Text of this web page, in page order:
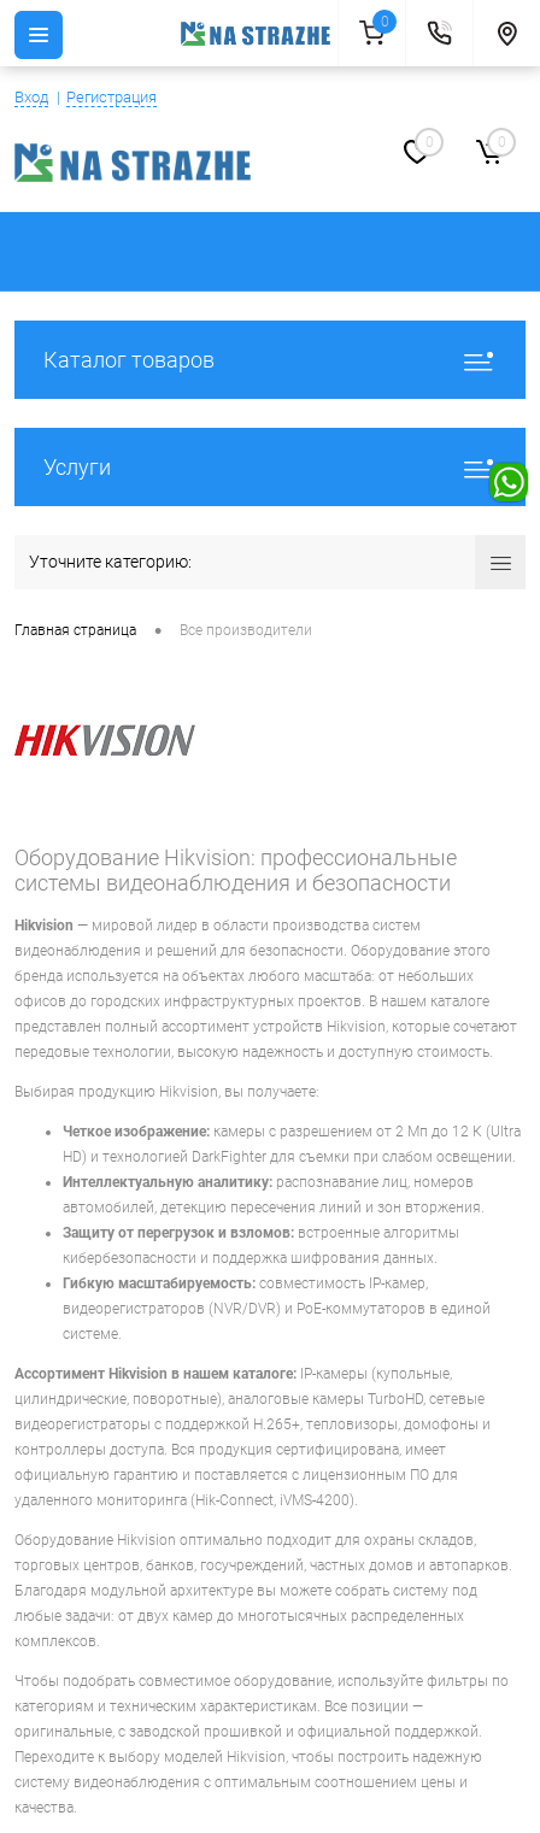
Вход Регистрация
0 0
Каталог товаров
Услуги
Уточните категорию:
Главная страница • Все производители
Оборудование Hikvision: профессиональные
системы видеонаблюдения и безопасности
Hikvision — мировой лидер в области производства систем
видеонаблюдения и решений для безопасности. Оборудование этого
бренда используется на объектах любого масштаба: от небольших
офисов до городских инфраструктурных проектов. В нашем каталоге
представлен полный ассортимент устройств Hikvision, которые сочетают
передовые технологии, высокую надежность и доступную стоимость.
Выбирая продукцию Hikvision, вы получаете:
Четкое изображение: камеры с разрешением от 2 Мп до 12 К (Ultra
HD) и технологией DarkFighter для съемки при слабом освещении.
Интеллектуальную аналитику: распознавание лиц, номеров
автомобилей, детекцию пересечения линий и зон вторжения.
Защиту от перегрузок и взломов: встроенные алгоритмы
кибербезопасности и поддержка шифрования данных.
Гибкую масштабируемость: совместимость IP-камер,
видеорегистраторов (NVR/DVR) и PoE-коммутаторов в единой
системе.
Ассортимент Hikvision в нашем каталоге: IP-камеры (купольные,
цилиндрические, поворотные), аналоговые камеры TurboHD, сетевые
видеорегистраторы с поддержкой H.265+, тепловизоры, домофоны и
контроллеры доступа. Вся продукция сертифицирована, имеет
официальную гарантию и поставляется с лицензионным ПО для
удаленного мониторинга (Hik-Connect, iVMS-4200).
Оборудование Hikvision оптимально подходит для охраны складов,
торговых центров, банков, госучреждений, частных домов и автопарков.
Благодаря модульной архитектуре вы можете собрать систему под
любые задачи: от двух камер до многотысячных распределенных
комплексов.
Чтобы подобрать совместимое оборудование, используйте фильтры по
категориям и техническим характеристикам. Все позиции —
оригинальные, с заводской прошивкой и официальной поддержкой.
Переходите к выбору моделей Hikvision, чтобы построить надежную
систему видеонаблюдения с оптимальным соотношением цены и
качества.
0